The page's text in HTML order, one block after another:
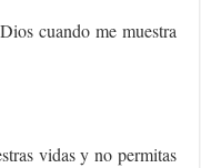
cuando me muestra
vidas y no permitas